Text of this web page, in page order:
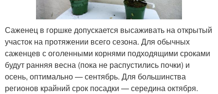
Саженец в горшке допускается высаживать на открытый
участок на протяжении всего сезона. Для обычных
саженцев с оголенными корнями подходящими сроками
будут ранняя весна (пока не распустились почки) и
осень, оптимально — сентябрь. Для большинства
регионов крайний срок посадки — середина октября.